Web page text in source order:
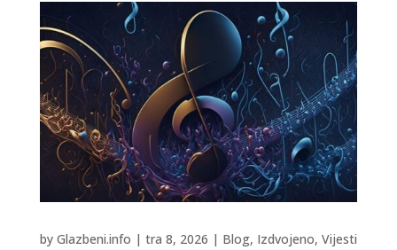
by Glazbeni.info | tra 8, 2026 | Blog, Izdvojeno, Vijesti